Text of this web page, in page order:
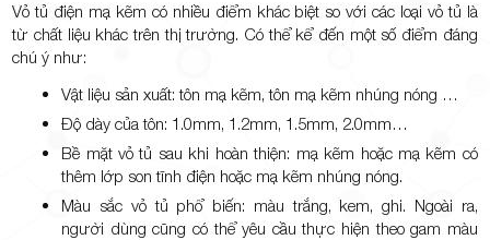
TP.HCM
Vỏ tủ điện mạ kẽm có nhiều điểm khác biệt so với các loại vỏ tủ là
từ chất liệu khác trên thị trường. Có thể kể đến một số điểm đáng
chú ý như:
Vật liệu sản xuất: tôn mạ kẽm, tôn mạ kẽm nhúng nóng …
Độ dày của tôn: 1.0mm, 1.2mm, 1.5mm, 2.0mm…
Bề mặt vỏ tủ sau khi hoàn thiện: mạ kẽm hoặc mạ kẽm có
thêm lớp son tĩnh điện hoặc mạ kẽm nhúng nóng.
Màu sắc vỏ tủ phổ biến: màu trắng, kem, ghi. Ngoài ra,
người dùng cũng có thể yêu cầu thực hiện theo gam màu